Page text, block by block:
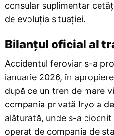
consular suplimentar
de evoluția situației.
Bilanțul oficial al
Accidentul feroviar s-a
ianuarie 2026, în
după ce un tren de mare
compania privată Iryo a
alăturată, unde s-a
operat de compania de